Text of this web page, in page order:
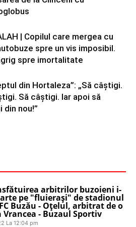
| Copilul care mergea cu
spre un vis imposibil.
spre imortalitate
din Hortaleza”: „Să câștigi.
Să câștigi. Iar apoi să
din nou!”
arbitrilor buzoieni i-
pe "fluieraşi" de stadionul
Buzău - Oţelul, arbitrat de o
Vrancea - Buzaul Sportiv
La 12:04 pm